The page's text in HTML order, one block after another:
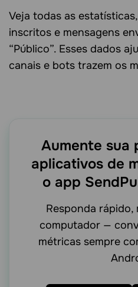
Veja todas as
inscritos e mensagens
“Público”. Esses dados
canais e bots trazem os
Aumente sua
aplicativos de
o app
Responda rápido,
computador —
métricas sempre